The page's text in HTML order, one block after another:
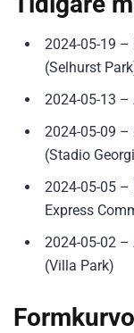
2024-05-19 –
(Selhurst
2024-05-13
2024-05-09 –
(Stadio
2024-05-05 –
Express
2024-05-02
(Villa Park)